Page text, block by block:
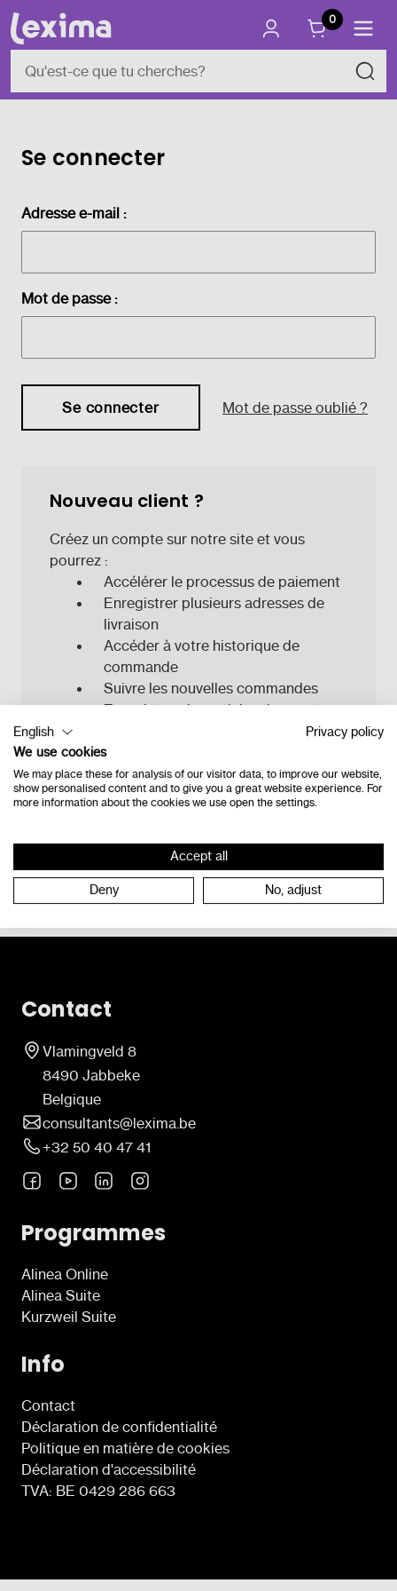
0
Se connecter
Adresse e-mail :
Mot de passe :
Mot de passe oublié ?
Nouveau client ?
Créez un compte sur notre site et vous
pourrez :
Accélérer le processus de paiement
Enregistrer plusieurs adresses de
livraison
Accéder à votre historique de
commande
Suivre les nouvelles commandes
Enregistrer des articles dans votre
Créer un compte
Contact
Vlamingveld 8
8490 Jabbeke
Belgique
consultants@lexima.be
+32 50 40 47 41
Programmes
Alinea Online
Alinea Suite
Kurzweil Suite
Info
Contact
Déclaration de confidentialité
Politique en matière de cookies
Déclaration d'accessibilité
TVA: BE 0429 286 663
English
Privacy policy
We use cookies
We may place these for analysis of our visitor data, to improve our website,
show personalised content and to give you a great website experience. For
more information about the cookies we use open the settings.
Accept all
Deny No, adjust